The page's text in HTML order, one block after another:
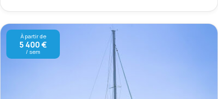
À partir de
5 400 €
/ sem